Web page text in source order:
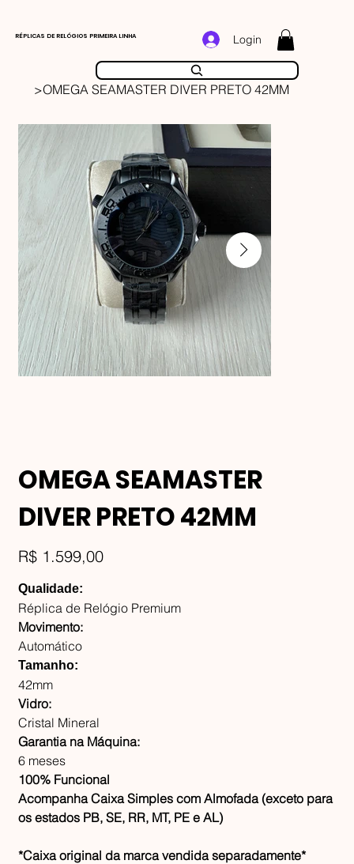
RÉPLICAS DE RELÓGIOS PRIMEIRA LINHA Login
>OMEGA SEAMASTER DIVER PRETO 42MM
OMEGA SEAMASTER
DIVER PRETO 42MM
Preço
R$ 1.599,00
Qualidade:
Réplica de Relógio Premium
Movimento:
Automático
Tamanho:
42mm
Vidro:
Cristal Mineral
Garantia na Máquina:
6 meses
100% Funcional
Acompanha Caixa Simples com Almofada (exceto para
os estados PB, SE, RR, MT, PE e AL)
*Caixa original da marca vendida separadamente*